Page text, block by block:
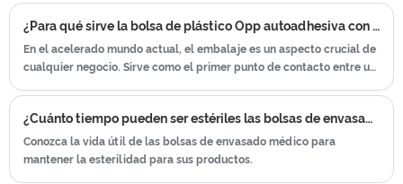
¿Para qué sirve la bolsa de plástico Opp autoadhesiva con encabezado?
En el acelerado mundo actual, el embalaje es un aspecto crucial de
cualquier negocio. Sirve como el primer punto de contacto entre un
¿Cuánto tiempo pueden ser estériles las bolsas de envasado médico?
Conozca la vida útil de las bolsas de envasado médico para
mantener la esterilidad para sus productos.